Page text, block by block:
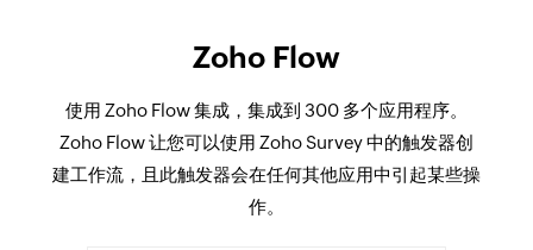
Zoho Flow
使用 Zoho Flow 集成，集成到 300 多个应用程序。
Zoho Flow 让您可以使用 Zoho Survey 中的触发器创
建工作流，且此触发器会在任何其他应用中引起某些操
作。